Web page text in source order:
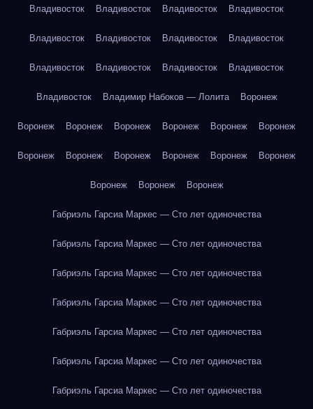
Владивосток Владивосток Владивосток Владивосток
Владивосток Владивосток Владивосток Владивосток
Владивосток Владивосток Владивосток Владивосток
Владивосток Владимир Набоков — Лолита Воронеж
Воронеж Воронеж Воронеж Воронеж Воронеж Воронеж
Воронеж Воронеж Воронеж Воронеж Воронеж Воронеж
Воронеж Воронеж Воронеж
Габриэль Гарсиа Маркес — Сто лет одиночества
Габриэль Гарсиа Маркес — Сто лет одиночества
Габриэль Гарсиа Маркес — Сто лет одиночества
Габриэль Гарсиа Маркес — Сто лет одиночества
Габриэль Гарсиа Маркес — Сто лет одиночества
Габриэль Гарсиа Маркес — Сто лет одиночества
Габриэль Гарсиа Маркес — Сто лет одиночества